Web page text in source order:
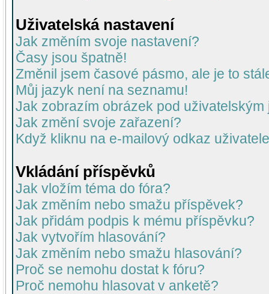
Uživatelská nastavení
Jak změním svoje nastavení?
Časy jsou špatně!
Změnil jsem časové pásmo, ale je to
Můj jazyk není na seznamu!
Jak zobrazím obrázek pod uživatelským
Jak změní svoje zařazení?
Když kliknu na e-mailový odkaz
Vkládání příspěvků
Jak vložím téma do fóra?
Jak změním nebo smažu příspěvek?
Jak přidám podpis k mému příspěvku?
Jak vytvořím hlasování?
Jak změním nebo smažu hlasování?
Proč se nemohu dostat k fóru?
Proč nemohu hlasovat v anketě?